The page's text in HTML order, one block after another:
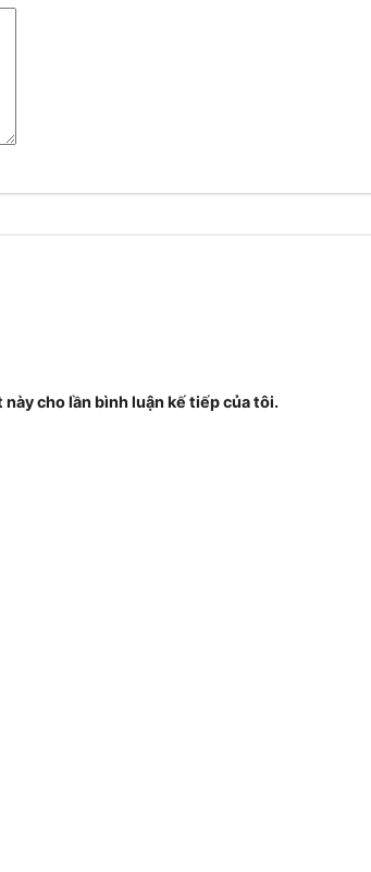
cho lần bình luận kế tiếp của tôi.